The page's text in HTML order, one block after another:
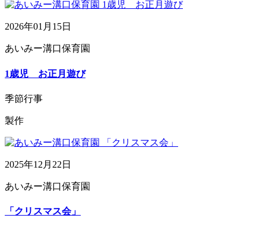
2026年01月15日
あいみー溝口保育園
1歳児 お正月遊び
季節行事
製作
2025年12月22日
あいみー溝口保育園
「クリスマス会」